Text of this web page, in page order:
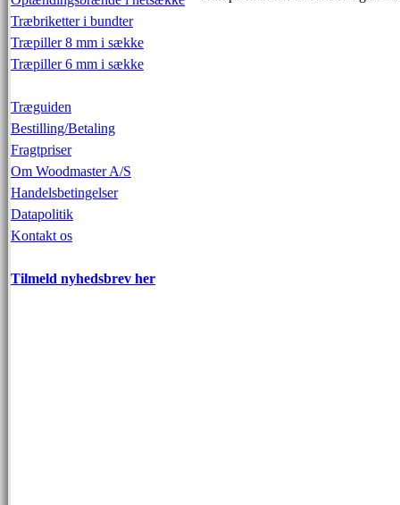
Træbriketter i bundter
Træpiller 8 mm i sække
Træpiller 6 mm i sække
Træguiden
Bestilling/Betaling
Fragtpriser
Om Woodmaster A/S
Handelsbetingelser
Datapolitik
Kontakt os
Tilmeld nyhedsbrev her